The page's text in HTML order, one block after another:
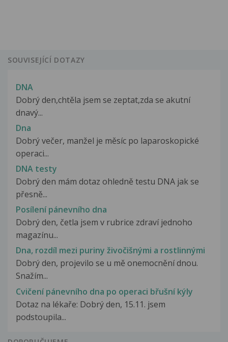
SOUVISEJÍCÍ DOTAZY
DNA
Dobrý den,chtěla jsem se zeptat,zda se akutní
dnavý...
Dna
Dobrý večer, manžel je měsíc po laparoskopické
operaci...
DNA testy
Dobrý den mám dotaz ohledně testu DNA jak se
přesně...
Posílení pánevního dna
Dobrý den, četla jsem v rubrice zdraví jednoho
magazínu...
Dna, rozdíl mezi puriny živočišnými a rostlinnými
Dobrý den, projevilo se u mě onemocnění dnou.
Snažím...
Cvičení pánevního dna po operaci břušní kýly
Dotaz na lékaře: Dobrý den, 15.11. jsem
podstoupila...